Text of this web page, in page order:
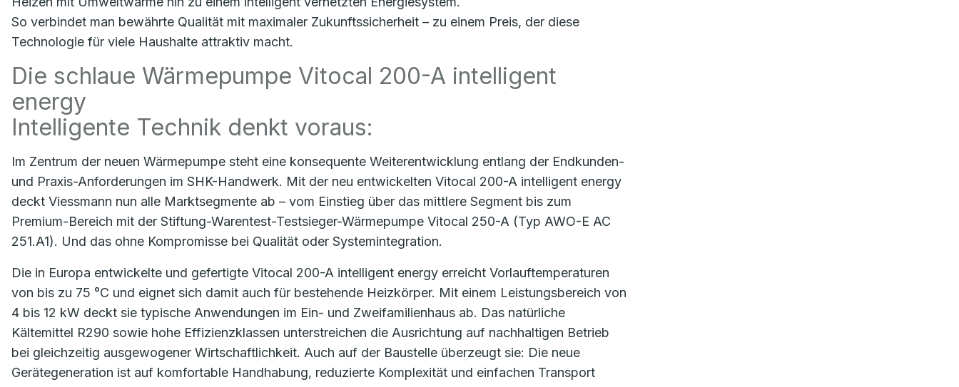
So verbindet man bewährte Qualität mit maximaler Zukunftssicherheit – zu einem Preis, der diese
Technologie für viele Haushalte attraktiv macht.
Die schlaue Wärmepumpe Vitocal 200-A intelligent
energy
Intelligente Technik denkt voraus:
Im Zentrum der neuen Wärmepumpe steht eine konsequente Weiterentwicklung entlang der Endkunden-
und Praxis-Anforderungen im SHK-Handwerk. Mit der neu entwickelten Vitocal 200-A intelligent energy
deckt Viessmann nun alle Marktsegmente ab – vom Einstieg über das mittlere Segment bis zum
Premium-Bereich mit der Stiftung-Warentest-Testsieger-Wärmepumpe Vitocal 250-A (Typ AWO-E AC
251.A1). Und das ohne Kompromisse bei Qualität oder Systemintegration.
Die in Europa entwickelte und gefertigte Vitocal 200-A intelligent energy erreicht Vorlauftemperaturen
von bis zu 75 °C und eignet sich damit auch für bestehende Heizkörper. Mit einem Leistungsbereich von
4 bis 12 kW deckt sie typische Anwendungen im Ein- und Zweifamilienhaus ab. Das natürliche
Kältemittel R290 sowie hohe Effizienzklassen unterstreichen die Ausrichtung auf nachhaltigen Betrieb
bei gleichzeitig ausgewogener Wirtschaftlichkeit. Auch auf der Baustelle überzeugt sie: Die neue
Gerätegeneration ist auf komfortable Handhabung, reduzierte Komplexität und einfachen Transport